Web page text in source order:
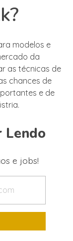
modelos e
da
as técnicas de
chances de
e de
Lendo
e jobs!